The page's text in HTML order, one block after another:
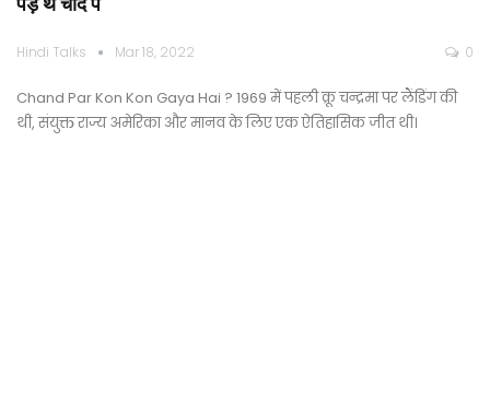
Hindi Talks Mar 18, 2022 0
Chand Par Kon Kon Gaya Hai ? 1969 में पहली क्रू चन्द्रमा पर लैंडिंग की
थी, संयुक्त राज्य अमेरिका और मानव के लिए एक ऐतिहासिक जीत थी।